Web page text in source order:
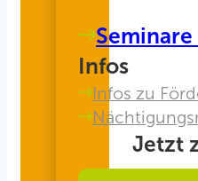
Infos
Infos zu
Jetzt